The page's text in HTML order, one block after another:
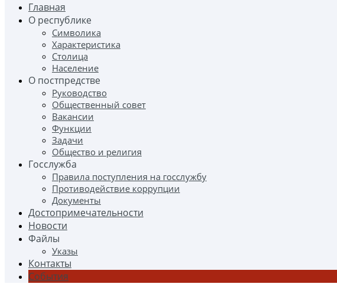
Главная
О республике
Символика
Характеристика
Столица
Население
О постпредстве
Руководство
Общественный совет
Вакансии
Функции
Задачи
Общество и религия
Госслужба
Правила поступления на госслужбу
Противодействие коррупции
Документы
Достопримечательности
Новости
Файлы
Указы
Контакты
События